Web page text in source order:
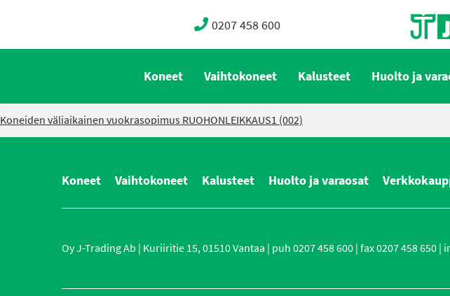
0207 458 600
Koneet Vaihtokoneet Kalusteet Huolto ja
Koneiden väliaikainen vuokrasopimus RUOHONLEIKKAUS1 (002)
Koneet Vaihtokoneet Kalusteet Huolto ja varaosat
Oy J-Trading Ab | Kuriiritie 15, 01510 Vantaa | puh 0207 458 600 | fax 0207 458 650